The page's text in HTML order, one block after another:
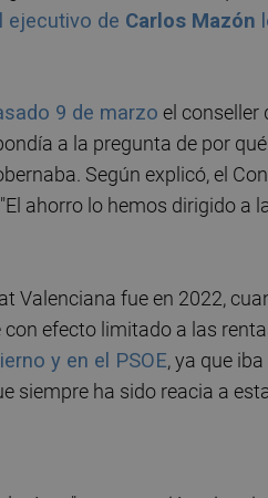
ejecutivo de Carlos Mazón
9 de marzo el conseller
a la pregunta de por
Según explicó, el
ahorro lo hemos dirigido a
Valenciana fue en 2022,
con efecto limitado a las
y en el PSOE, ya que
siempre ha sido reacia a